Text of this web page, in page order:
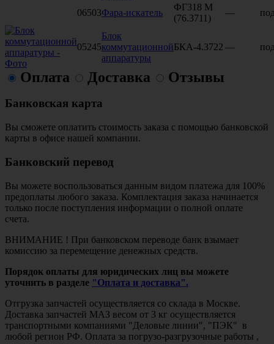
06503Фара-искатель
ФГ318 М
(76.3711)
—
05245
Блок
коммутационной
аппаратуры
БКА-4.3722 —
Оплата Доставка Отзывы
Банковская карта
Вы сможете оплатить стоимость заказа с помощью банковской
карты в офисе нашей компании.
Банковский перевод
Вы можете воспользоваться данным видом платежа для 100%
предоплаты любого заказа. Комплектация заказа начинается
только после поступления информации о полной оплате
счета.
ВНИМАНИЕ ! При банковском переводе банк взымает
комиссию за перемещение денежных средств.
Порядок оплаты для юридических лиц вы можете
уточнить в разделе "Оплата и доставка".
Отгрузка запчастей осуществляется со склада в Москве.
Доставка запчастей МАЗ весом от 3 кг осуществляется
транспортными компаниями "Деловые линии", "ПЭК" в
любой регион РФ. Оплата за погрузо-разгрузочные работы ,